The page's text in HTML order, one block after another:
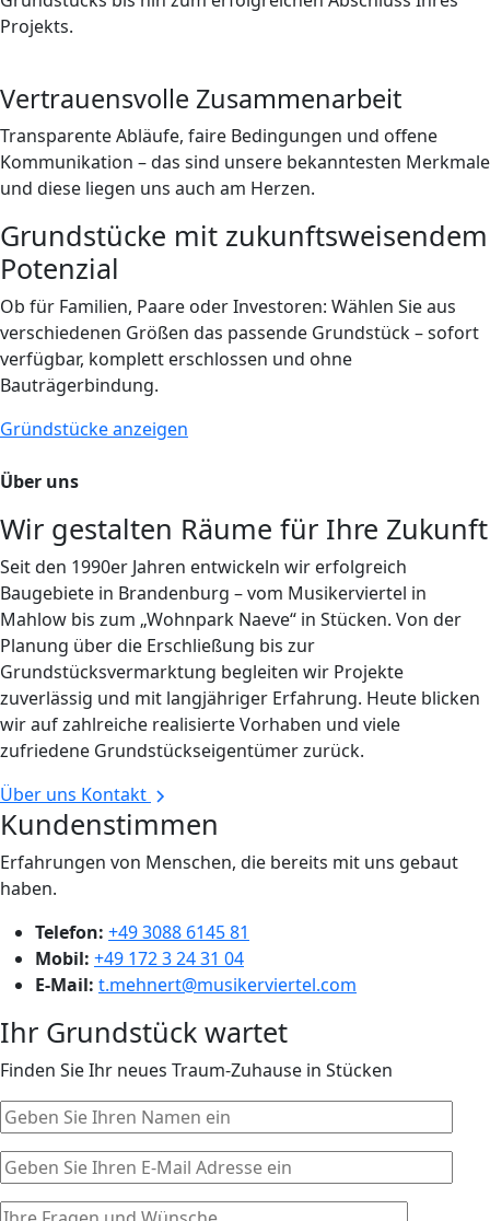
Projekts.
Vertrauensvolle Zusammenarbeit
Transparente Abläufe, faire Bedingungen und offene
Kommunikation – das sind unsere bekanntesten Merkmale
und diese liegen uns auch am Herzen.
Grundstücke mit zukunftsweisendem
Potenzial
Ob für Familien, Paare oder Investoren: Wählen Sie aus
verschiedenen Größen das passende Grundstück – sofort
verfügbar, komplett erschlossen und ohne
Bauträgerbindung.
Gründstücke anzeigen
Über uns
Wir gestalten Räume für Ihre Zukunft
Seit den 1990er Jahren entwickeln wir erfolgreich
Baugebiete in Brandenburg – vom Musikerviertel in
Mahlow bis zum „Wohnpark Naeve“ in Stücken. Von der
Planung über die Erschließung bis zur
Grundstücksvermarktung begleiten wir Projekte
zuverlässig und mit langjähriger Erfahrung. Heute blicken
wir auf zahlreiche realisierte Vorhaben und viele
zufriedene Grundstückseigentümer zurück.
Über uns Kontakt
Kundenstimmen
Erfahrungen von Menschen, die bereits mit uns gebaut
haben.
Telefon: +49 3088 6145 81
Mobil: +49 172 3 24 31 04
E-Mail: t.mehnert@musikerviertel.com
Ihr Grundstück wartet
Finden Sie Ihr neues Traum-Zuhause in Stücken